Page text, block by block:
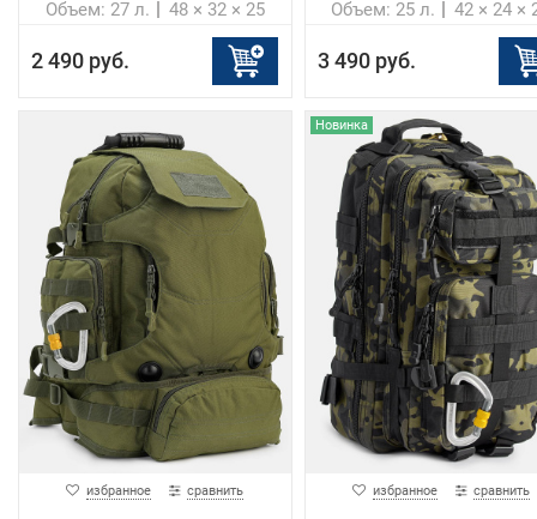
48 × 32 × 25
Объем: 27 л.
2 490 руб.
42 × 24 ×
Объем: 25 л.
3 490 руб.
избранное сравнить
Новинка
избранное сравнить